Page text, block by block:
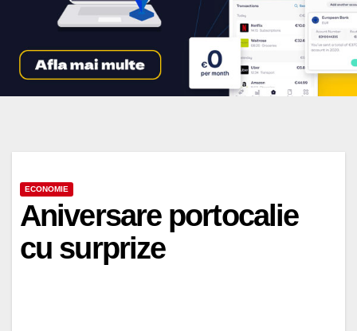
ECONOMIE
Aniversare portocalie
cu surprize